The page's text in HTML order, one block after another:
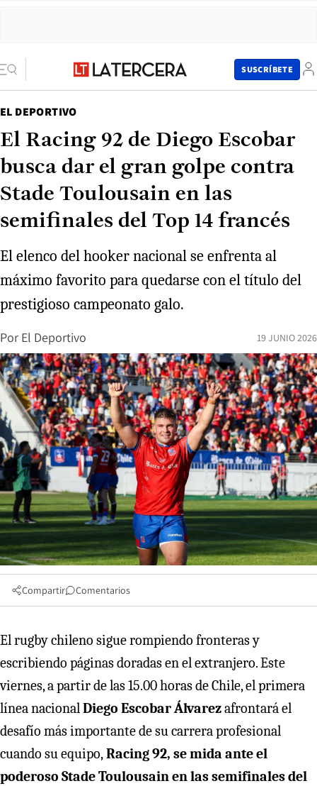
SUSCRÍBETE
EL DEPORTIVO
El Racing 92 de Diego Escobar
busca dar el gran golpe contra
Stade Toulousain en las
semifinales del Top 14 francés
El elenco del hooker nacional se enfrenta al
máximo favorito para quedarse con el título del
prestigioso campeonato galo.
Por El Deportivo 19 JUNIO 2026
Compartir Comentarios
El rugby chileno sigue rompiendo fronteras y
escribiendo páginas doradas en el extranjero. Este
viernes, a partir de las 15.00 horas de Chile, el primera
línea nacionalDiego Escobar Álvarezafrontará el
desafío más importante de su carrera profesional
cuando su equipo,Racing 92, se mida ante el
poderoso Stade Toulousain en las semifinales del